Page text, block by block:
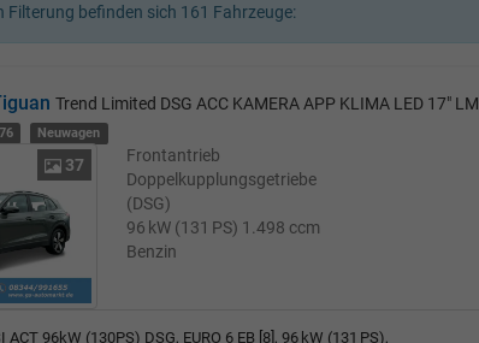
Filterung befinden sich 161 Fahrzeuge:
Trend Limited DSG ACC KAMERA APP KLIMA LED 17" LM
Neuwagen
37
Frontantrieb
Doppelkupplungsgetriebe
(DSG)
96 kW (131 PS) 1.498 ccm
Benzin
ACT 96kW (130PS) DSG, EURO 6 EB [8], 96 kW (131 PS),